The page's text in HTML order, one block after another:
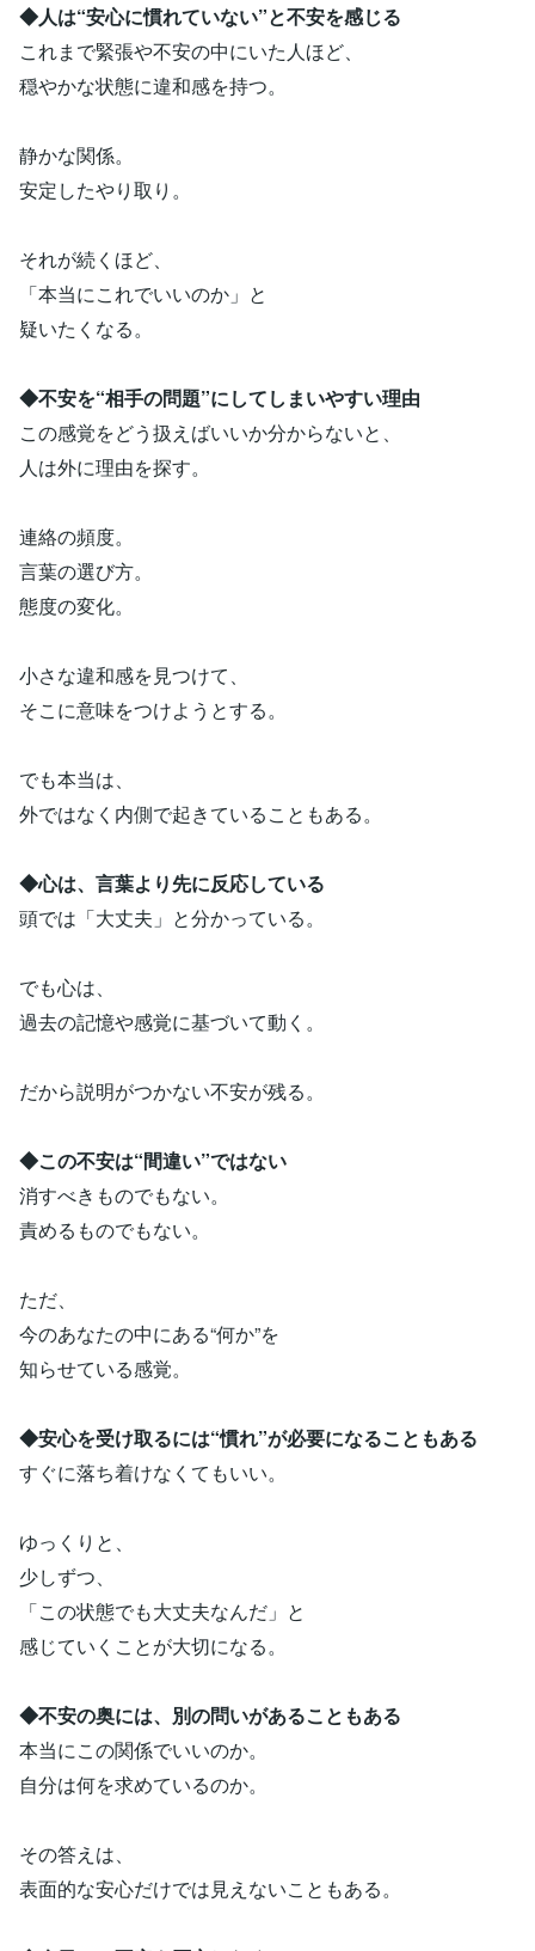
◆人は“安心に慣れていない”と不安を感じる
これまで緊張や不安の中にいた人ほど、
穏やかな状態に違和感を持つ。
静かな関係。
安定したやり取り。
それが続くほど、
「本当にこれでいいのか」と
疑いたくなる。
◆不安を“相手の問題”にしてしまいやすい理由
この感覚をどう扱えばいいか分からないと、
人は外に理由を探す。
連絡の頻度。
言葉の選び方。
態度の変化。
小さな違和感を見つけて、
そこに意味をつけようとする。
でも本当は、
外ではなく内側で起きていることもある。
◆心は、言葉より先に反応している
頭では「大丈夫」と分かっている。
でも心は、
過去の記憶や感覚に基づいて動く。
だから説明がつかない不安が残る。
◆この不安は“間違い”ではない
消すべきものでもない。
責めるものでもない。
ただ、
今のあなたの中にある“何か”を
知らせている感覚。
◆安心を受け取るには“慣れ”が必要になることもある
すぐに落ち着けなくてもいい。
ゆっくりと、
少しずつ、
「この状態でも大丈夫なんだ」と
感じていくことが大切になる。
◆不安の奥には、別の問いがあることもある
本当にこの関係でいいのか。
自分は何を求めているのか。
その答えは、
表面的な安心だけでは見えないこともある。